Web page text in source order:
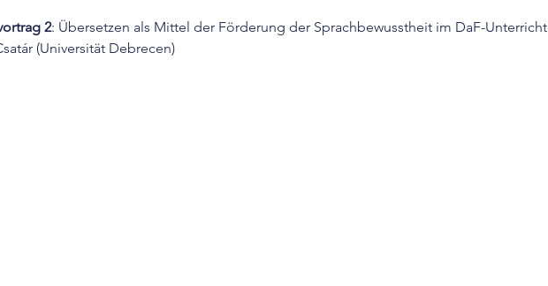
2: Übersetzen als Mittel der Förderung der Sprachbewusstheit im DaF-Unterricht
Csatár (Universität Debrecen)